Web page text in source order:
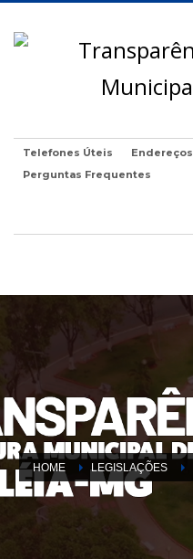
Telefones Úteis Endereços
Perguntas Frequentes
HOME LEGISLAÇÕES